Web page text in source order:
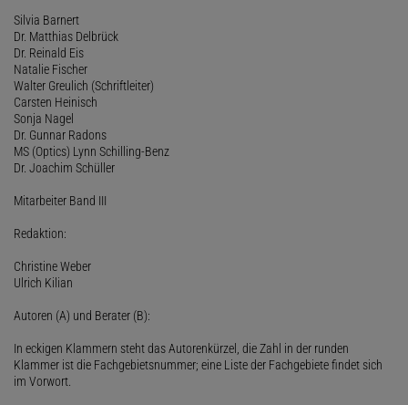
Silvia Barnert
Dr. Matthias Delbrück
Dr. Reinald Eis
Natalie Fischer
Walter Greulich (Schriftleiter)
Carsten Heinisch
Sonja Nagel
Dr. Gunnar Radons
MS (Optics) Lynn Schilling-Benz
Dr. Joachim Schüller
Mitarbeiter Band III
Redaktion:
Christine Weber
Ulrich Kilian
Autoren (A) und Berater (B):
In eckigen Klammern steht das Autorenkürzel, die Zahl in der runden
Klammer ist die Fachgebietsnummer; eine Liste der Fachgebiete findet sich
im Vorwort.